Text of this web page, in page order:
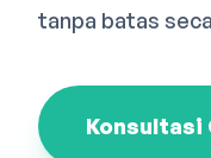
tanpa batas
Konsultasi